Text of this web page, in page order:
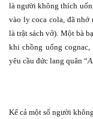
là người không thích
vào ly coca cola, đã nhớ
là trật sách vở). Một bà
khi chồng uống
yêu cầu đức lang quân “
Kể cả một số người